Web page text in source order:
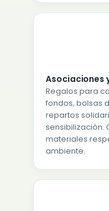
Asociaciones
Regalos para
fondos, bolsas
repartos
sensibilización.
materiales
ambiente.